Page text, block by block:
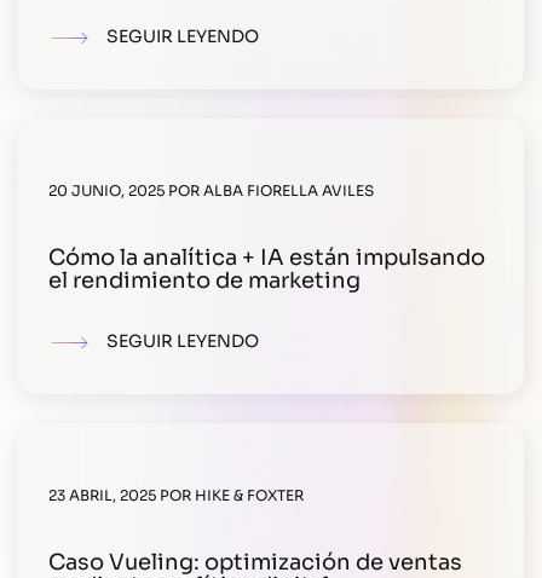
SEGUIR LEYENDO
20 JUNIO, 2025 POR ALBA FIORELLA AVILES
Cómo la analítica + IA están impulsando
el rendimiento de marketing
SEGUIR LEYENDO
23 ABRIL, 2025 POR HIKE & FOXTER
Caso Vueling: optimización de ventas